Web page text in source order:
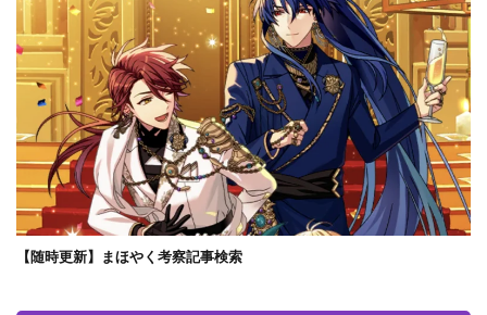
【随時更新】まほやく考察記事検索